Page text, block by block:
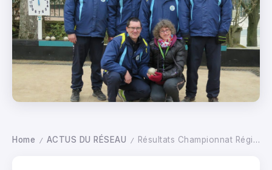
Home / ACTUS DU RÉSEAU / Résultats Championnat Régional simple de Sport-Boules Lyonnaises Handisport masculins et féminins 2023